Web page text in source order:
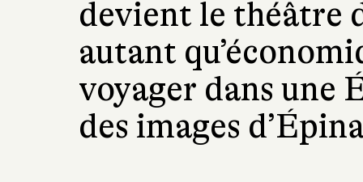
devient le théâtre
autant
voyager dans une
des images